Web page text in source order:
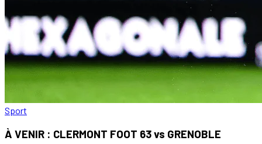
Sport
À VENIR : CLERMONT FOOT 63 vs GRENOBLE